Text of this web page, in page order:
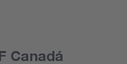
Canadá